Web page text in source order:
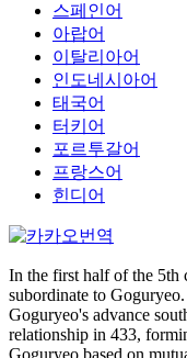
스페인어
아랍어
이탈리아어
인도네시아어
태국어
터키어
포르투갈어
프랑스어
힌디어
In the first half of the 5th
subordinate to
Goguryeo's advance
relationship in 433,
Goguryeo based on